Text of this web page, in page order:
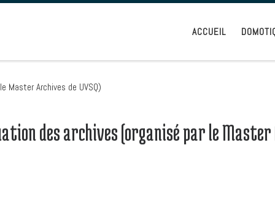
ACCUEIL
Master Archives de UVSQ)
des archives (organisé par le Master